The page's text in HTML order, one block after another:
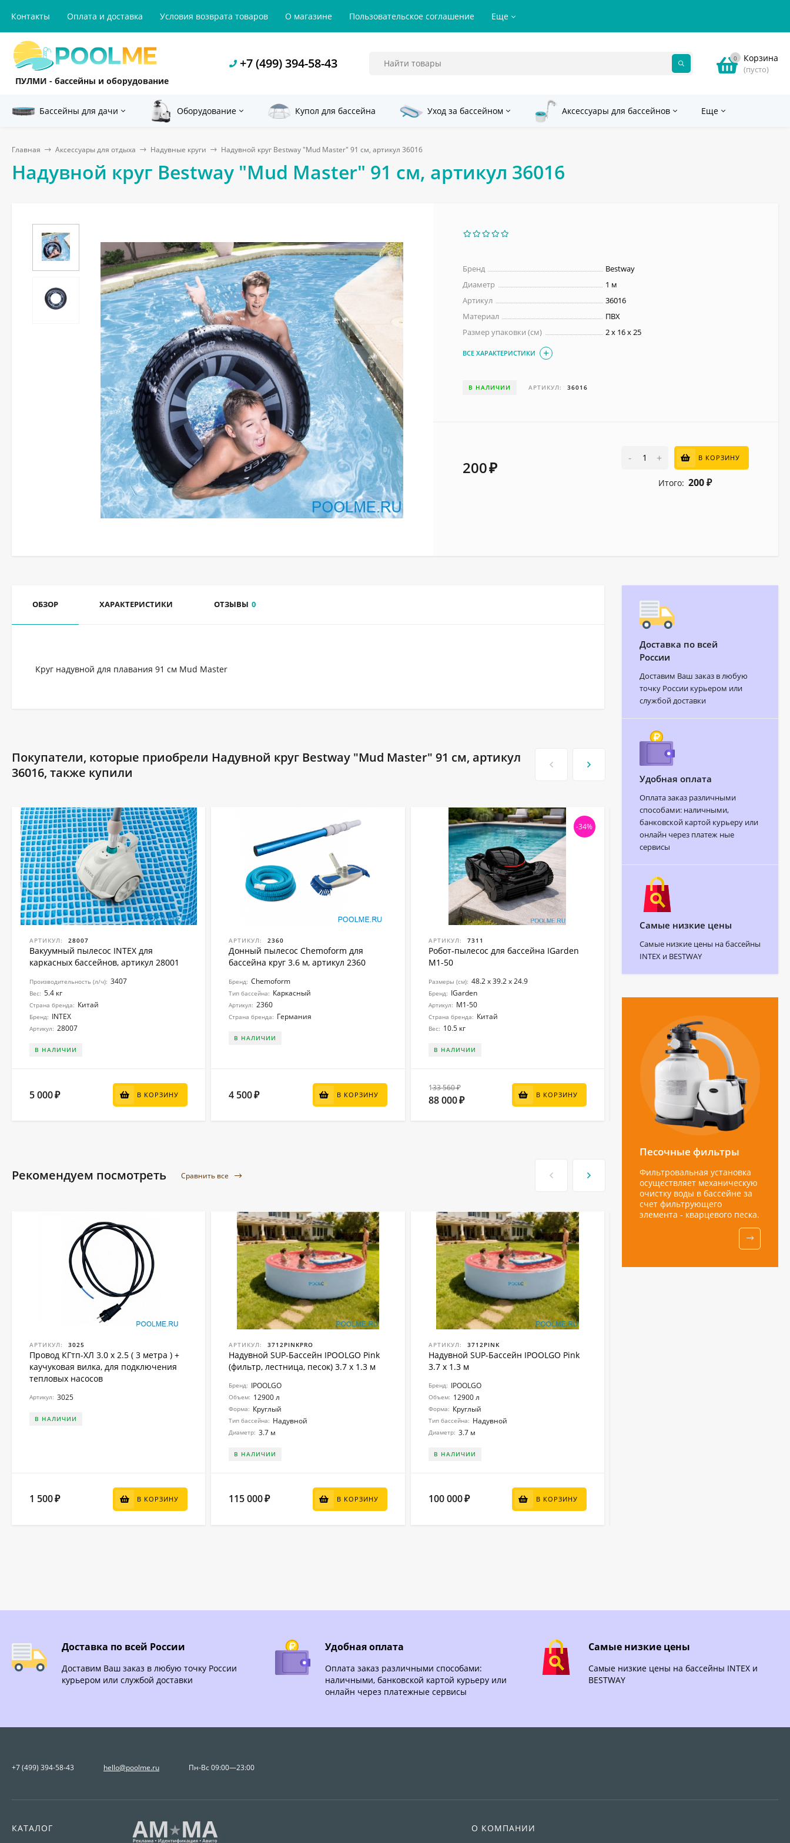
Контакты Оплата и доставка Условия возврата товаров О магазине Пользовательское соглашение Еще
ПУЛМИ - бассейны и оборудование
+7 (499) 394-58-43 0 Корзина
(пусто)
Бассейны для дачи Оборудование Купол для бассейна Уход за бассейном Аксессуары для бассейнов Еще
Главная Аксессуары для отдыха Надувные круги Надувной круг Bestway "Mud Master" 91 см, артикул 36016
Надувной круг Bestway "Mud Master" 91 см, артикул 36016
Бренд
Bestway
Диаметр
1 м
Артикул
36016
Материал
ПВХ
Размер упаковки (см)
2 х 16 х 25
ВСЕ ХАРАКТЕРИСТИКИ
В НАЛИЧИИ АРТИКУЛ: 36016
200₽
- + В КОРЗИНУ
Итого: 200 ₽
ОБЗОР ХАРАКТЕРИСТИКИ ОТЗЫВЫ 0
Круг надувной для плавания 91 см Mud Master
Покупатели, которые приобрели Надувной круг Bestway "Mud Master" 91 см, артикул
36016, также купили
АРТИКУЛ: 28007
Вакуумный пылесос INTEX для
каркасных бассейнов, артикул 28001
Производительность (л/ч): 3407
Вес: 5.4 кг
Страна бренда: Китай
Бренд: INTEX
Артикул: 28007
В НАЛИЧИИ
5 000₽ В КОРЗИНУ
АРТИКУЛ: 2360
Донный пылесос Chemoform для
бассейна круг 3.6 м, артикул 2360
Бренд: Chemoform
Тип бассейна: Каркасный
Артикул: 2360
Страна бренда: Германия
В НАЛИЧИИ
4 500₽ В КОРЗИНУ
-34%
АРТИКУЛ: 7311
Робот-пылесоc для бассейна IGarden
M1-50
Размеры (см): 48.2 x 39.2 x 24.9
Бренд: IGarden
Артикул: M1-50
Страна бренда: Китай
Вес: 10.5 кг
В НАЛИЧИИ
133 560 ₽
88 000₽
В КОРЗИНУ
АРТИКУЛ:
Донный пылесос Chemoform для
бассейна круг 7.3 м, артикул 2730
Германия
В НАЛИЧИИ
6 000 ₽ В КОРЗИНУ
Рекомендуем посмотреть Сравнить все
АРТИКУЛ: 3025
Провод КГтп-ХЛ 3.0 x 2.5 ( 3 метра ) +
каучуковая вилка, для подключения
тепловых насосов
Артикул: 3025
В НАЛИЧИИ
1 500₽ В КОРЗИНУ
АРТИКУЛ: 3712PINKPRO
Надувной SUP-Бассейн IPOOLGO Pink
(фильтр, лестница, песок) 3.7 x 1.3 м
Бренд: IPOOLGO
Объем: 12900 л
Форма: Круглый
Тип бассейна: Надувной
Диаметр: 3.7 м
В НАЛИЧИИ
115 000₽ В КОРЗИНУ
АРТИКУЛ: 3712PINK
Надувной SUP-Бассейн IPOOLGO Pink
3.7 x 1.3 м
Бренд: IPOOLGO
Объем: 12900 л
Форма: Круглый
Тип бассейна: Надувной
Диаметр: 3.7 м
В НАЛИЧИИ
100 000₽ В КОРЗИНУ
Доставка по всей
России
Доставим Ваш заказ в любую
точку России курьером или
службой доставки
Удобная оплата
Оплата заказ различными
способами: наличными,
банковской картой курьеру или
онлайн через платеж ные
сервисы
Самые низкие цены
Самые низкие цены на бассейны
INTEX и BESTWAY
Песочные фильтры
Фильтровальная установка
осуществляет механическую
очистку воды в бассейне за
счет фильтрующего
элемента - кварцевого песка.
Доставка по всей России
Доставим Ваш заказ в любую точку России
курьером или службой доставки
Удобная оплата
Оплата заказ различными способами:
наличными, банковской картой курьеру или
онлайн через платежные сервисы
Самые низкие цены
Самые низкие цены на бассейны INTEX и
BESTWAY
+7 (499) 394-58-43 hello@poolme.ru Пн-Вс 09:00—23:00
КАТАЛОГ О КОМПАНИИ